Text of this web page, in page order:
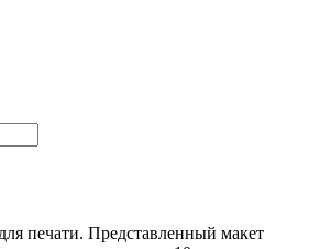
печати. Представленный макет